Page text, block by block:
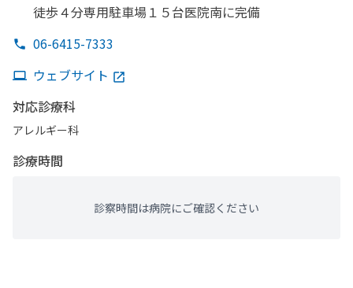
徒歩４分専用駐車場１５台医院南に完備
06-6415-7333
ウェブサイト
対応診療科
アレルギー科
診療時間
診察時間は病院にご確認ください